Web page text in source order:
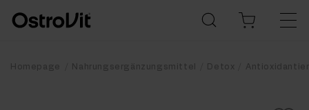
Homepage Nahrungsergänzungsmittel Detox